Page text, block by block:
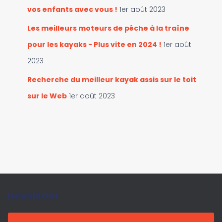
vos enfants avec vous ! 1er août 2023
Les meilleurs moteurs de pêche à la traîne
pour les kayaks - Plus vite en 2024 ! 1er août
2023
Recherche du meilleur kayak assis sur le toit
sur le Web 1er août 2023
Newsletter